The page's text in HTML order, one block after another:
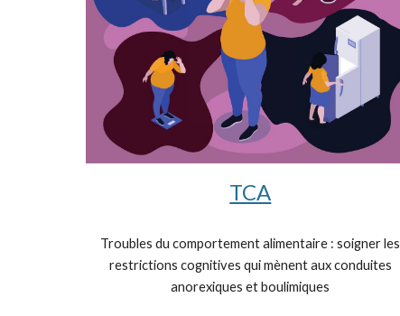
TCA
Troubles du comportement alimentaire : soigner les
restrictions cognitives qui mènent aux conduites
anorexiques et boulimiques